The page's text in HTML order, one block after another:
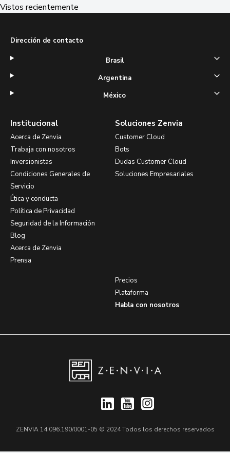
Vistos recientemente
Institucional
Acerca de Zenvia
Trabaja con nosotros
Inversionistas
Condiciones Generales de
Servicio
Ética y conducta
Política de Privacidad
Seguridad de la Información
Blog
Acerca de Zenvia
Prensa
Soluciones Zenvia
Customer Cloud
Bots
Dudas Customer Cloud
Soluciones Empresariales
Precios
Plataforma
Habla con nosotros
Dirección de contacto
Brasil
Argentina
México
ZENVIA 14.096.190/0001-05 © 2024 Todos los derechos reservados